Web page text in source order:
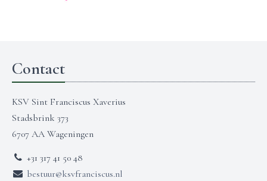
Contact
KSV Sint Franciscus Xaverius
Stadsbrink 373
6707 AA Wageningen
+31 317 41 50 48
bestuur@ksvfranciscus.nl